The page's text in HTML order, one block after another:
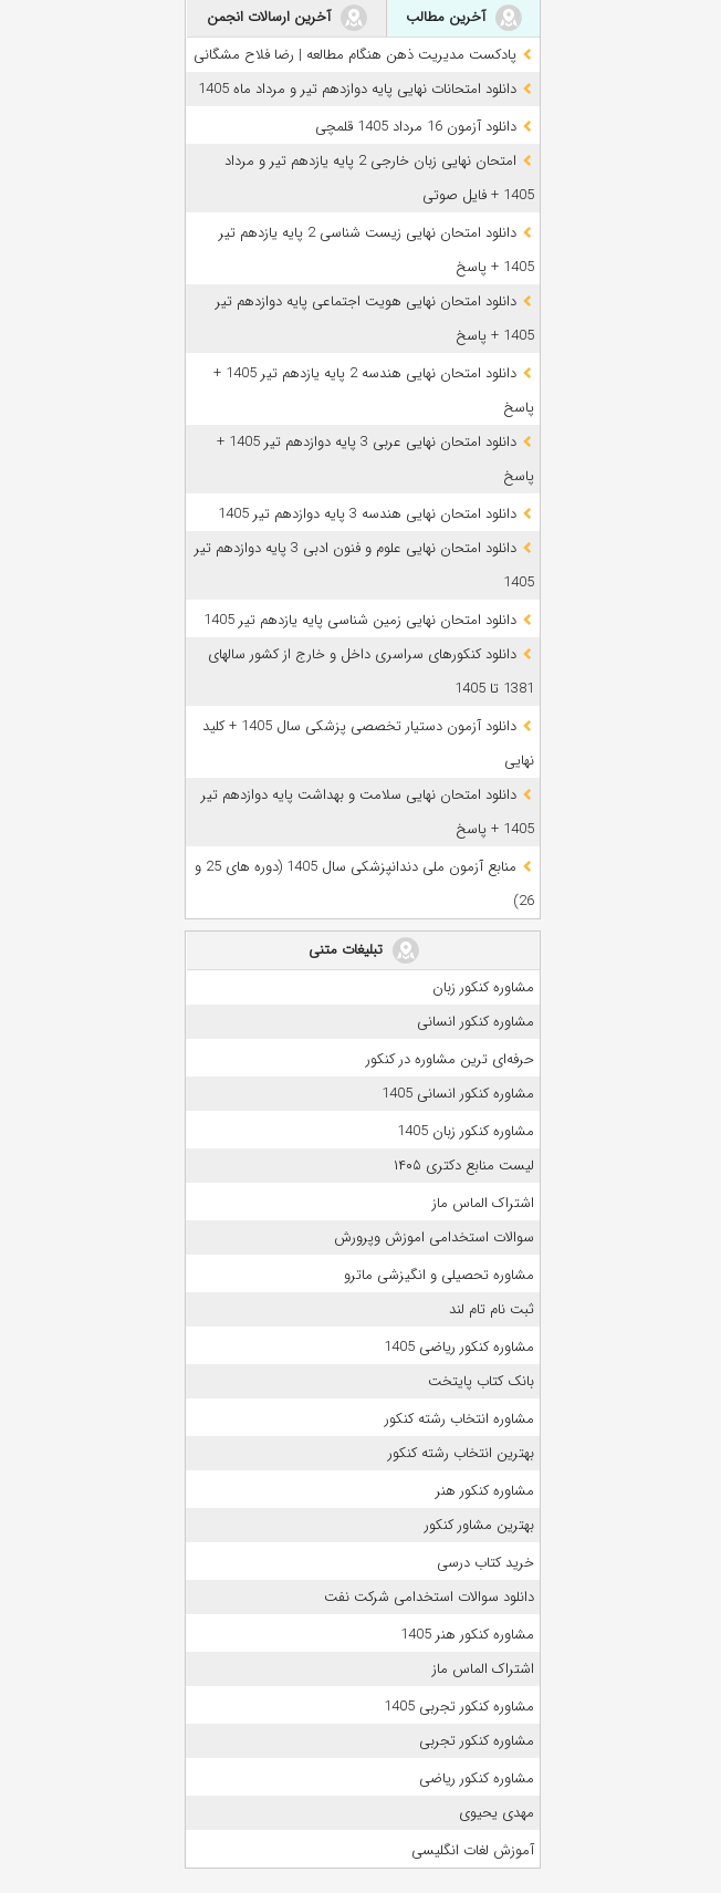
آخرین مطالب
آخرین ارسالات انجمن
پادکست مدیریت ذهن هنگام مطالعه | رضا فلاح مشگانی
دانلود امتحانات نهایی پایه دوازدهم تیر و مرداد ماه 1405
دانلود آزمون 16 مرداد 1405 قلمچی
امتحان نهایی زبان خارجی 2 پایه یازدهم تیر و مرداد
1405 + فایل صوتی
دانلود امتحان نهایی زیست شناسی 2 پایه یازدهم تیر
1405 + پاسخ
دانلود امتحان نهایی هویت اجتماعی پایه دوازدهم تیر
1405 + پاسخ
دانلود امتحان نهایی هندسه 2 پایه یازدهم تیر 1405 +
پاسخ
دانلود امتحان نهایی عربی 3 پایه دوازدهم تیر 1405 +
پاسخ
دانلود امتحان نهایی هندسه 3 پایه دوازدهم تیر 1405
دانلود امتحان نهایی علوم و فنون ادبی 3 پایه دوازدهم تیر
1405
دانلود امتحان نهایی زمین شناسی پایه یازدهم تیر 1405
دانلود کنکورهای سراسری داخل و خارج از کشور سالهای
1381 تا 1405
دانلود آزمون دستیار تخصصی پزشکی سال 1405 + کلید
نهایی
دانلود امتحان نهایی سلامت و بهداشت پایه دوازدهم تیر
1405 + پاسخ
ﻣﻨﺎﺑﻊ آزﻣﻮن ﻣﻠﯽ دندانپزشکی سال 1405 (دوره های 25 و
26)
تبلیغات متنی
مشاوره کنکور زبان
مشاوره کنکور انسانی
حرفه‌ای ترین مشاوره در کنکور
مشاوره کنکور انسانی 1405
مشاوره کنکور زبان 1405
لیست منابع دکتری ۱۴۰۵
اشتراک الماس ماز
سوالات استخدامی اموزش وپرورش
مشاوره تحصیلی و انگیزشی ماترو
ثبت نام تام لند
مشاوره کنکور ریاضی 1405
بانک کتاب پایتخت
مشاوره انتخاب رشته کنکور
بهترین انتخاب رشته کنکور
مشاوره کنکور هنر
بهترین مشاور کنکور
خرید کتاب درسی
دانلود سوالات استخدامی شرکت نفت
مشاوره کنکور هنر 1405
اشتراک الماس ماز
مشاوره کنکور تجربی 1405
مشاوره کنکور تجربی
مشاوره کنکور ریاضی
مهدی یحیوی
آموزش لغات انگلیسی